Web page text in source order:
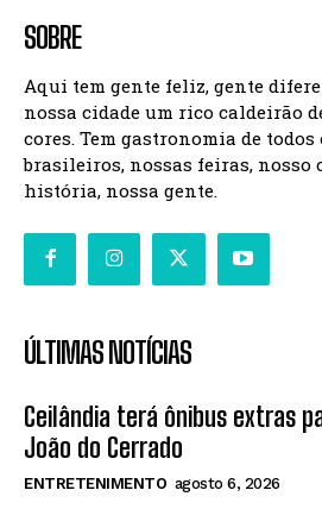
SOBRE
Aqui tem gente feliz, gente
nossa cidade um rico caldeirão
cores. Tem gastronomia de todos
brasileiros, nossas feiras, nosso
história, nossa gente.
ÚLTIMAS NOTÍCIAS
Ceilândia terá ônibus extras
João do Cerrado
ENTRETENIMENTO agosto 6, 2026